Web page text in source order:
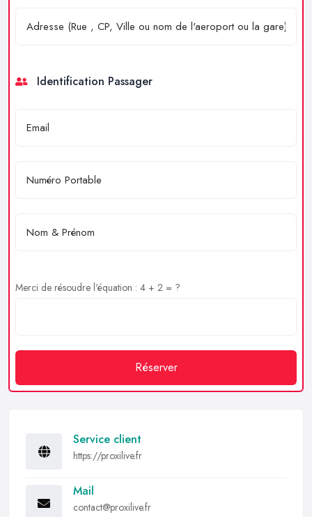
Identification Passager
Merci de résoudre l'équation : 4 + 2 = ?
Réserver
Service client
https://proxilive.fr
Mail
contact@proxilive.fr